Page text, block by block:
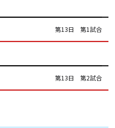
第13日 第1試合
第13日 第2試合